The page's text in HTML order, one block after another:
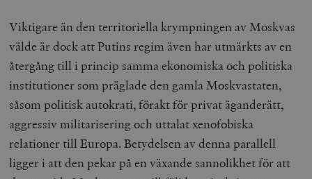
Viktigare än den territoriella krympningen av Moskvas
välde är dock att Putins regim även har utmärkts av en
återgång till i princip samma ekonomiska och politiska
institutioner som präglade den gamla Moskvastaten,
såsom politisk autokrati, förakt för privat äganderätt,
aggressiv militarisering och uttalat xenofobiska
relationer till Europa. Betydelsen av denna parallell
ligger i att den pekar på en växande sannolikhet för att